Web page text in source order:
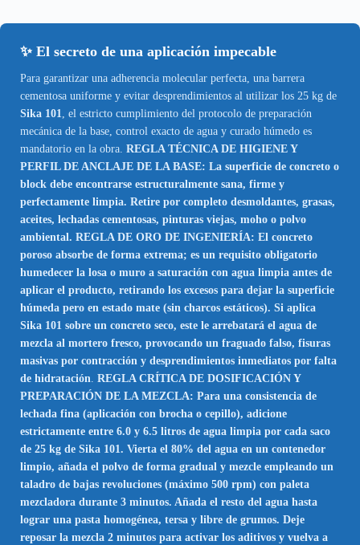
✨ El secreto de una aplicación impecable
Para garantizar una adherencia molecular perfecta, una barrera
cementosa uniforme y evitar desprendimientos al utilizar los 25 kg de
Sika 101, el estricto cumplimiento del protocolo de preparación
mecánica de la base, control exacto de agua y curado húmedo es
mandatorio en la obra. REGLA TÉCNICA DE HIGIENE Y
PERFIL DE ANCLAJE DE LA BASE: La superficie de concreto o
block debe encontrarse estructuralmente sana, firme y
perfectamente limpia. Retire por completo desmoldantes, grasas,
aceites, lechadas cementosas, pinturas viejas, moho o polvo
ambiental. REGLA DE ORO DE INGENIERÍA: El concreto
poroso absorbe de forma extrema; es un requisito obligatorio
humedecer la losa o muro a saturación con agua limpia antes de
aplicar el producto, retirando los excesos para dejar la superficie
húmeda pero en estado mate (sin charcos estáticos). Si aplica
Sika 101 sobre un concreto seco, este le arrebatará el agua de
mezcla al mortero fresco, provocando un fraguado falso, fisuras
masivas por contracción y desprendimientos inmediatos por falta
de hidratación. REGLA CRÍTICA DE DOSIFICACIÓN Y
PREPARACIÓN DE LA MEZCLA: Para una consistencia de
lechada fina (aplicación con brocha o cepillo), adicione
estrictamente entre 6.0 y 6.5 litros de agua limpia por cada saco
de 25 kg de Sika 101. Vierta el 80% del agua en un contenedor
limpio, añada el polvo de forma gradual y mezcle empleando un
taladro de bajas revoluciones (máximo 500 rpm) con paleta
mezcladora durante 3 minutos. Añada el resto del agua hasta
lograr una pasta homogénea, tersa y libre de grumos. Deje
reposar la mezcla 2 minutos para activar los aditivos y vuelva a